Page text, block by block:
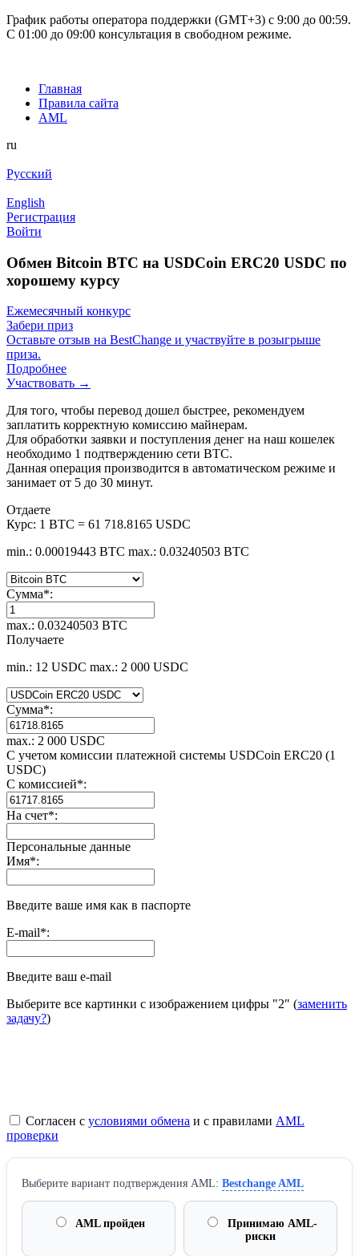
График работы оператора поддержки (GMT+3) c 9:00 до 00:59.
С 01:00 до 09:00 консультация в свободном режиме.
Главная
Правила сайта
AML
ru
Русский
English
Регистрация
Войти
Обмен Bitcoin BTC на USDCoin ERC20 USDC по
хорошему курсу
Ежемесячный конкурс
Забери приз
Оставьте отзыв на BestChange и участвуйте в розыгрыше
приза.
Подробнее
Участвовать →
Для того, чтобы перевод дошел быстрее, рекомендуем
заплатить корректную комиссию майнерам.
Для обработки заявки и поступления денег на наш кошелек
необходимо 1 подтверждению сети BTC.
Данная операция производится в автоматическом режиме и
занимает от 5 до 30 минут.
Отдаете
Курс: 1 BTC = 61 718.8165 USDC
min.: 0.00019443 BTC max.: 0.03240503 BTC
Сумма*:
max.: 0.03240503 BTC
Получаете
min.: 12 USDC max.: 2 000 USDC
Сумма*:
max.: 2 000 USDC
С учетом комиссии платежной системы USDCoin ERC20 (1
USDC)
С комиссией*:
На счет*:
Персональные данные
Имя*:
Введите ваше имя как в паспорте
E-mail*:
Введите ваш e-mail
Выберите все картинки с изображением цифры "2" (заменить
задачу?)
Согласен с условиями обмена и с правилами AML
проверки
Выберите вариант подтверждения AML: Bestchange AML
AML пройден
Принимаю AML-
риски